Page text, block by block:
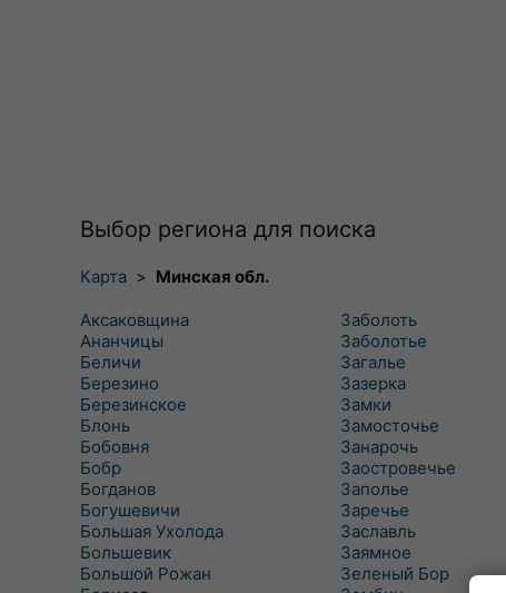
Выбор региона для поиска
Карта > Минская обл.
Аксаковщина
Ананчицы
Беличи
Березино
Березинское
Блонь
Бобовня
Бобр
Богданов
Богушевичи
Большая Ухолода
Большевик
Большой Рожан
Заболоть
Заболотье
Загалье
Зазерка
Замки
Замосточье
Занарочь
Заостровечье
Заполье
Заречье
Заславль
Заямное
Зеленый Бор